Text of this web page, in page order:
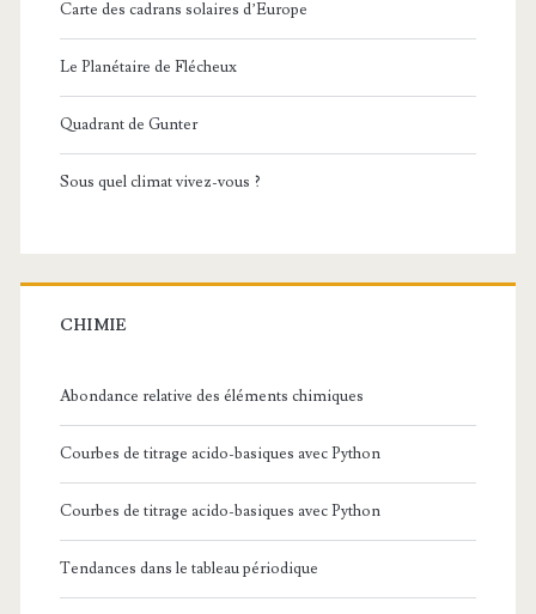
Carte des cadrans solaires d’Europe
Le Planétaire de Flécheux
Quadrant de Gunter
Sous quel climat vivez-vous ?
CHIMIE
Abondance relative des éléments chimiques
Courbes de titrage acido-basiques avec Python
Courbes de titrage acido-basiques avec Python
Tendances dans le tableau périodique